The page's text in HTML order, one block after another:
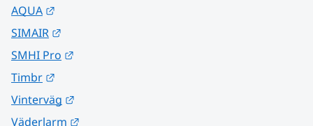
AQUA
SIMAIR
SMHI Pro
Timbr
Vinterväg
Väderlarm